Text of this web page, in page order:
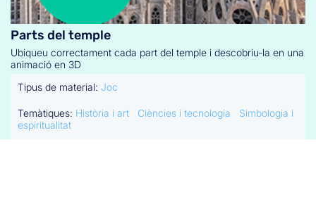
Parts del temple
Ubiqueu correctament cada part del temple i descobriu-la en una
animació en 3D
Tipus de material: Joc
Temàtiques: Història i art Ciències i tecnologia
Simbologia i
espiritualitat